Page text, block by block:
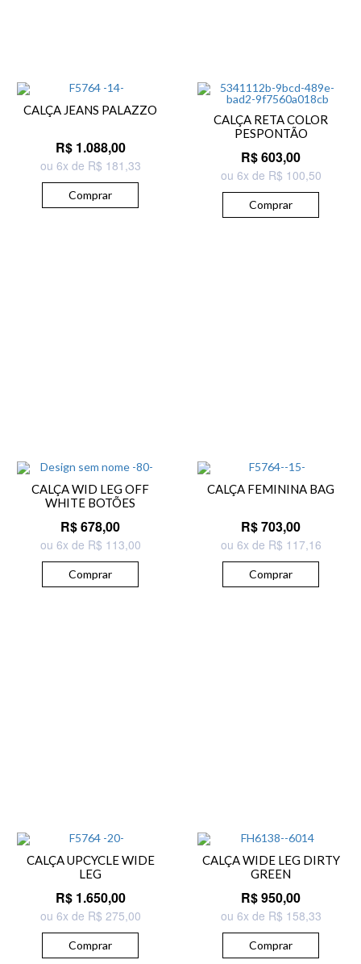
CALÇA JEANS PALAZZO
R$ 1.088,00
ou 6x de R$ 181,33
Comprar
CALÇA RETA COLOR
PESPONTÃO
R$ 603,00
ou 6x de R$ 100,50
Comprar
CALÇA WID LEG OFF
WHITE BOTÕES
R$ 678,00
ou 6x de R$ 113,00
Comprar
CALÇA FEMININA BAG
R$ 703,00
ou 6x de R$ 117,16
Comprar
CALÇA UPCYCLE WIDE
LEG
R$ 1.650,00
ou 6x de R$ 275,00
Comprar
CALÇA WIDE LEG DIRTY
GREEN
R$ 950,00
ou 6x de R$ 158,33
Comprar